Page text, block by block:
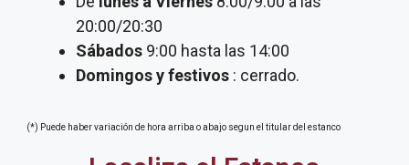
20:00/20:30
Sábados 9:00 hasta las 14:00
Domingos y festivos : cerrado.
(*) Puede haber variación de hora arriba o abajo segun el titular del estanco